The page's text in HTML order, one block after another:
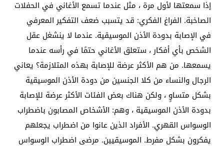
إذا سمعتها لأول مرة ، مثل عندما تسمع الأغاني في الحفلات
الصاخبة. الفراغ الفكري: قد يتسبب ضعف التفكير المعرفي
في الإصابة بدودة الأذن الموسيقية. عندما لا ينشغل عقل
الشخص بأي أفكار ، ستعلق الأغاني حتمًا في رأسه عندما
يسمعها. من هم الأكثر عرضة للإصابة بهذه المتلازمة؟ يعاني
الرجال والنساء من كلا الجنسين من دودة الأذن الموسيقية
بشكل متساوٍ ، ولكن هناك بعض الفئات الأكثر عرضة للإصابة
بدودة الأذن الموسيقية ، وهم: الأشخاص المصابون باضطراب
الوسواس القهري. الأفراد الذين عانوا من اضطراب يجعلهم
يفكرون بشكل مفرط. الموسيقيين. مرضى اضطراب الوسواس